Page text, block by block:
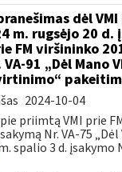
dėl VMI
m. rugsėjo 20 d.
FM viršininko
91 „Dėl Mano
2024-10-04
priimtą VMI prie
Nr. VA-75
spalio 3 d. įsakymo